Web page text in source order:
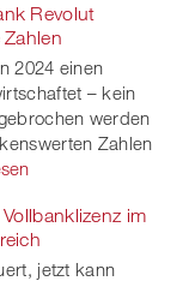
Revolut
2024 einen
– kein
werden
Zahlen
im
jetzt kann